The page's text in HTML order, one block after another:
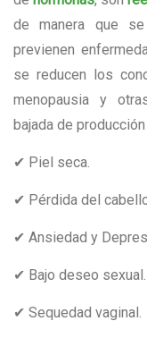
de manera que
previenen
se reducen los
menopausia y
bajada de
✔ Piel seca.
✔ Pérdida del
✔ Ansiedad y
✔ Bajo deseo sexual.
✔ Sequedad vaginal.